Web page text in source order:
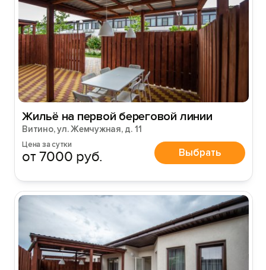
Жильё на первой береговой линии
Витино, ул. Жемчужная, д. 11
Цена за сутки
от 7000 руб. Выбрать